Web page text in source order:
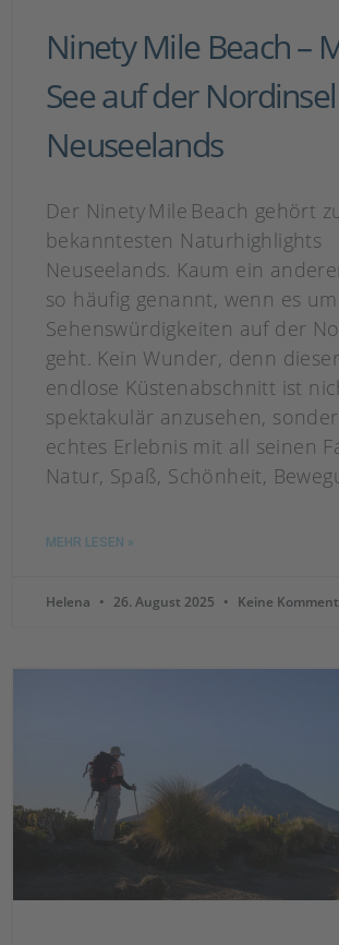
Ninety Mile Beach –
See auf der Nordinsel
Neuseelands
Der Ninety Mile Beach gehört
bekanntesten Naturhighlights
Neuseelands. Kaum ein
so häufig genannt, wenn es
Sehenswürdigkeiten auf der
geht. Kein Wunder, denn
endlose Küstenabschnitt ist
spektakulär anzusehen,
echtes Erlebnis mit all seinen
Natur, Spaß, Schönheit,
MEHR LESEN »
Helena 26. August 2025 Keine